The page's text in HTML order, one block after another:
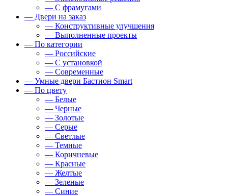
— С фрамугами
— Двери на заказ
— Конструктивные улучшения
— Выполненные проекты
— По категории
— Российские
— С установкой
— Современные
— Умные двери Бастион Smart
— По цвету
— Белые
— Черные
— Золотые
— Серые
— Светлые
— Темные
— Коричневые
— Красные
— Желтые
— Зеленые
— Синие